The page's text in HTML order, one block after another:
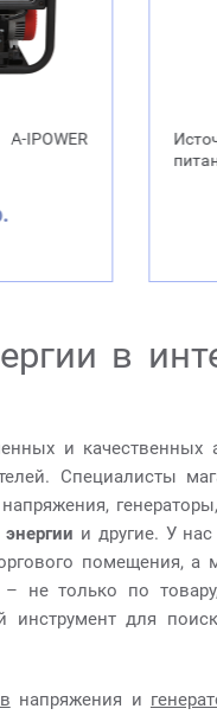
600W
в
и качественных
Специалисты
и другие. У
помещения, а
не только по
инструмент для
напряжения и